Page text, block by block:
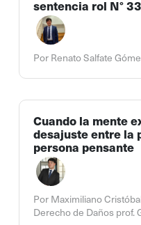
sentencia rol N°
Por Renato Salfate
Cuando la mente
desajuste entre la
persona pensante
Por Maximiliano
Derecho de Daños prof.